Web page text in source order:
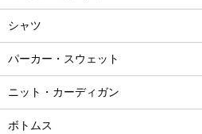
シャツ
パーカー・スウェット
ニット・カーディガン
ボトムス